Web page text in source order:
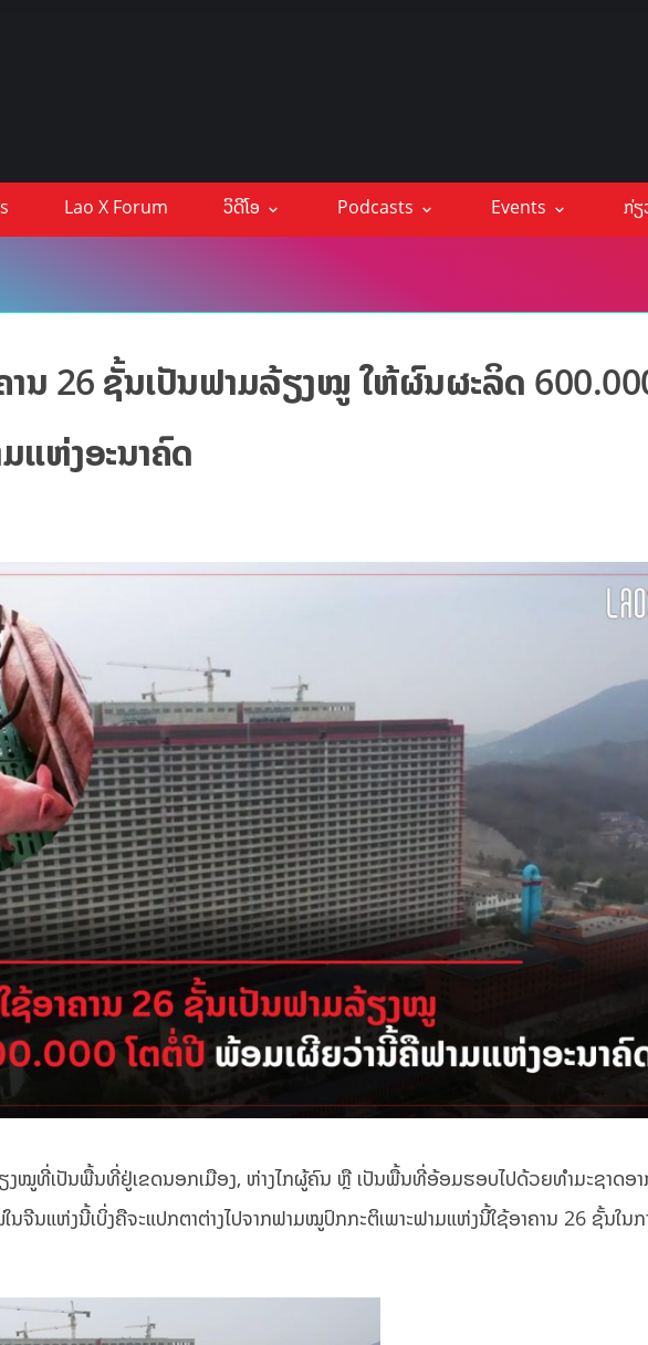
Lao X Forum ວິດີໂອ Podcasts Events
ກ່
ນ 26 ຊັ້ນເປັນຟາມລ້ຽງໝູ ໃຫ້ຜົນຜະລິດ
ແຫ່ງອະນາຄົດ
ງໝູທີ່ເປັນພື້ນທີ່ຢູ່ເຂດນອກເມືອງ, ຫ່າງໄກຜູ້ຄົນ ຫຼື ເປັນພື້ນທີ່ອ້ອມຮອບໄປດ້ວຍທຳມະຊາດອາ
ນແຫ່ງນີ້ເບິ່ງຄືຈະແປກຕາຕ່າງໄປຈາກຟາມໝູປົກກະຕິເພາະຟາມແຫ່ງນີ້ໃຊ້ອາຄານ 26 ຊັ້ນໃນກ